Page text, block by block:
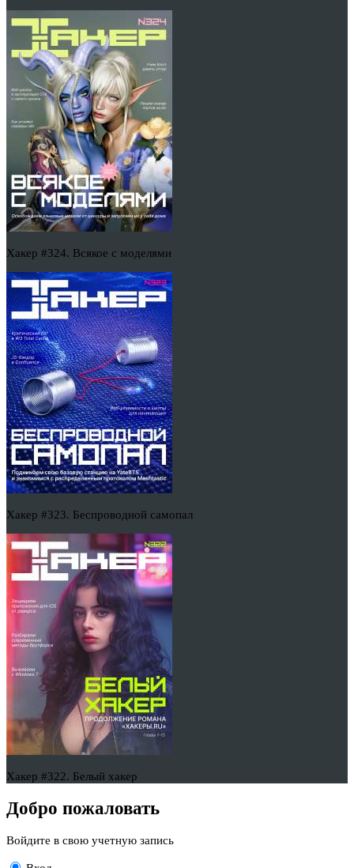
Хакер #324. Всякое с моделями
Хакер #323. Беспроводной самопал
Хакер #322. Белый хакер
Добро пожаловать
Войдите в свою учетную запись